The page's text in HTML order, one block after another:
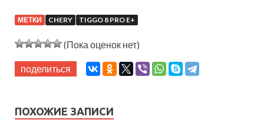
МЕТКИ CHERY TIGGO 8 PRO E+
(Пока оценок нет)
поделиться
ПОХОЖИЕ ЗАПИСИ